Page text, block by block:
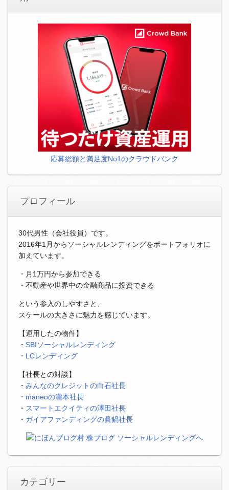
応募総額と満足度No1のクラウドバンク
プロフィール
30代男性（会社役員）です。
2016年1月からソーシャルレンディングをポートフォリオに
加えています。
・月1万円から参加できる
・不動産や世界中の金融商品に投資できる
という参入のしやすさと、
スケールの大きさに魅力を感じています。
【運用したの物件】
・ SBIソーシャルレンディング
・ LCレンディング
【社長との対談】
・ みんなのクレジットの白石社長
・ maneoの瀧本社長
・ スマートエクイティの澤田社長
・ ガイアファンディングの眞鍋社長
カテゴリー